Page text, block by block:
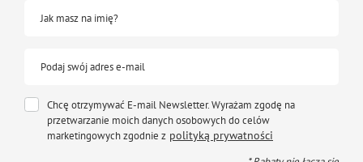
Jak masz na imię?
Podaj swój adres e-mail
Chcę otrzymywać E-mail Newsletter. Wyrażam zgodę na
przetwarzanie moich danych osobowych do celów
marketingowych zgodnie z polityką prywatności